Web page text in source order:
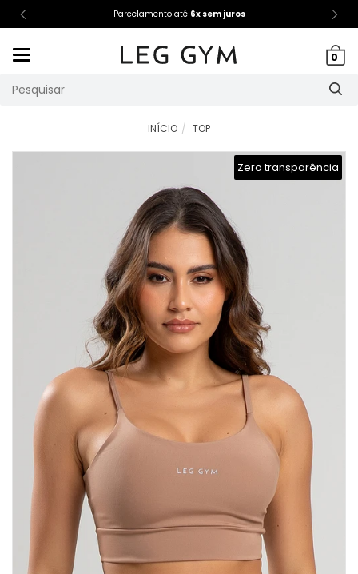
Parcelamento até 6x sem juros
0
INÍCIO TOP
Zero transparência